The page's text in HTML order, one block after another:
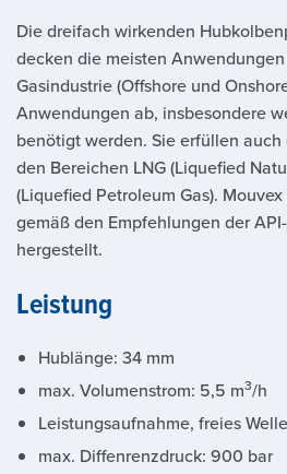
Die dreifach wirkenden
decken die meisten
Gasindustrie (Offshore und
Anwendungen ab, insbesondere
benötigt werden. Sie erfüllen
den Bereichen LNG (Liquefied
(Liquefied Petroleum Gas).
gemäß den Empfehlungen der API-
hergestellt.
Leistung
Hublänge: 34 mm
max. Volumenstrom: 5,5 m3/h
Leistungsaufnahme, freies
max. Diffenrenzdruck: 900 bar